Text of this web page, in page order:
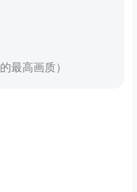
最高画质）